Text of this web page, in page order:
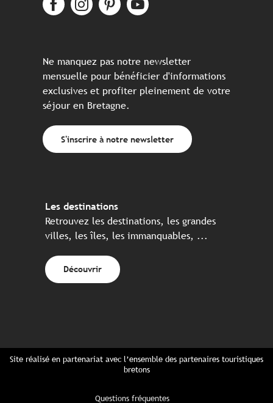
Ne manquez pas notre newsletter
mensuelle pour bénéficier d'informations
exclusives et profiter pleinement de votre
séjour en Bretagne.
S'inscrire à notre newsletter
Les destinations
Retrouvez les destinations, les grandes
villes, les îles, les immanquables, ...
Découvrir
Site réalisé en partenariat avec l’ensemble des partenaires touristiques
bretons
Questions fréquentes